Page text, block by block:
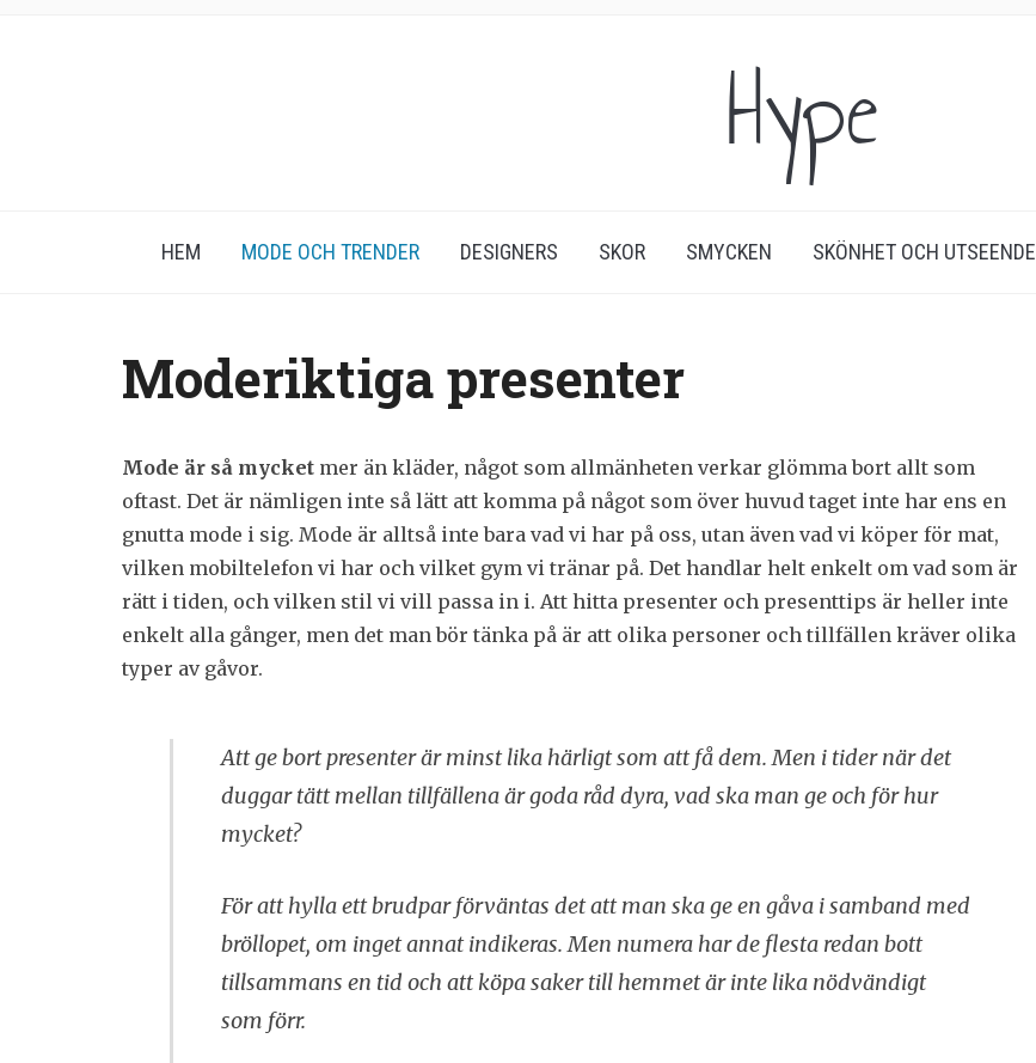
Hype
HEM MODE OCH TRENDER DESIGNERS SKOR SMYCKEN SKÖNHET OCH UTSEENDE
Moderiktiga presenter
Mode är så mycket mer än kläder, något som allmänheten verkar glömma bort allt som
oftast. Det är nämligen inte så lätt att komma på något som över huvud taget inte har ens en
gnutta mode i sig. Mode är alltså inte bara vad vi har på oss, utan även vad vi köper för mat,
vilken mobiltelefon vi har och vilket gym vi tränar på. Det handlar helt enkelt om vad som är
rätt i tiden, och vilken stil vi vill passa in i. Att hitta presenter och presenttips är heller inte
enkelt alla gånger, men det man bör tänka på är att olika personer och tillfällen kräver olika
typer av gåvor.
Att ge bort presenter är minst lika härligt som att få dem. Men i tider när det
duggar tätt mellan tillfällena är goda råd dyra, vad ska man ge och för hur
mycket?
För att hylla ett brudpar förväntas det att man ska ge en gåva i samband med
bröllopet, om inget annat indikeras. Men numera har de flesta redan bott
tillsammans en tid och att köpa saker till hemmet är inte lika nödvändigt
som förr.